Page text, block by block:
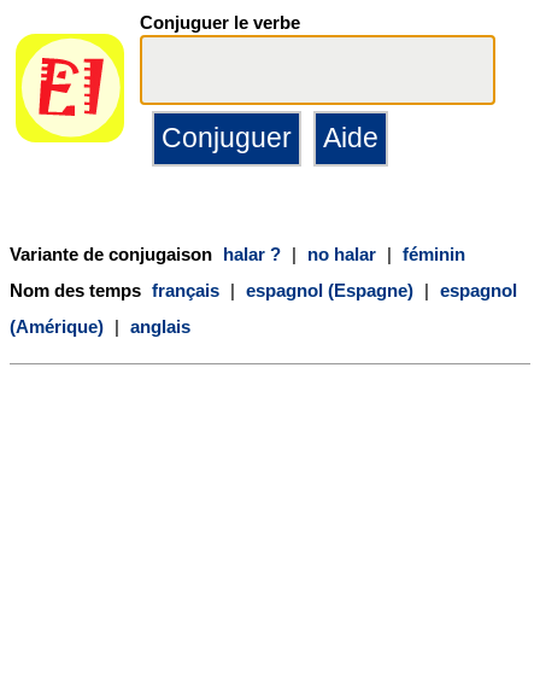
Conjuguer le verbe
Variante de conjugaison halar ? | no halar | féminin
Nom des temps français | espagnol (Espagne) | espagnol
(Amérique) | anglais